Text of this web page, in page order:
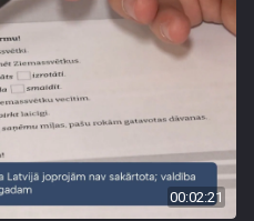
00:02:21